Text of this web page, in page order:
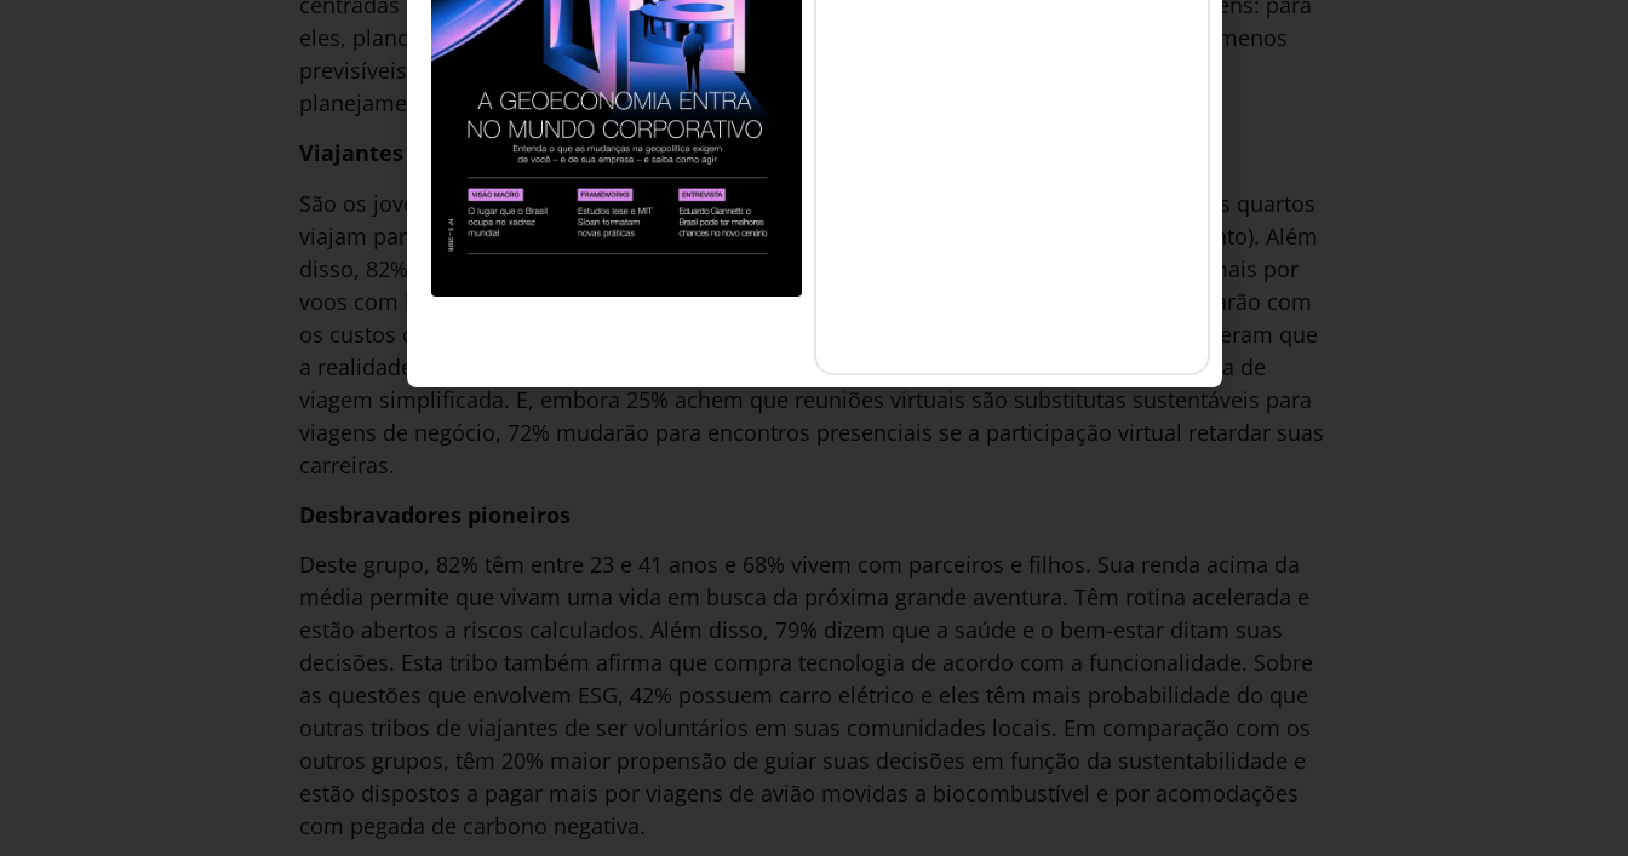
eles, planos de viagem fixos tiram a emoção. Eles buscam experiências em hospedagens menos
previsíveis e estão abertos a tecnologias que os ajudem a acelerar aspectos da jornada de
planejamento de roteiros, como a IA.
Viajantes tech-fluencers
São os jovens viajantes de negócios de hoje. Deste grupo, 48% têm menos de 32 anos, três quartos
viajam para reuniões de negócios e 81% gostam de ter um plano (em vez de agir por instinto). Além
disso, 82% afirmam que a sustentabilidade dita suas decisões e estão dispostos a pagar mais por
voos com biocombustível – vale ressaltar que, na maioria das vezes, não são eles que arcarão com
os custos disso, já que a maioria desta tribo viaja a trabalho. Em relação à tecnologia, esperam que
a realidade virtual ou aumentada os auxilie nos aeroportos como parte de uma experiência de
viagem simplificada. E, embora 25% achem que reuniões virtuais são substitutas sustentáveis para
viagens de negócio, 72% mudarão para encontros presenciais se a participação virtual retardar suas
carreiras.
Desbravadores pioneiros
Deste grupo, 82% têm entre 23 e 41 anos e 68% vivem com parceiros e filhos. Sua renda acima da
média permite que vivam uma vida em busca da próxima grande aventura. Têm rotina acelerada e
estão abertos a riscos calculados. Além disso, 79% dizem que a saúde e o bem-estar ditam suas
decisões. Esta tribo também afirma que compra tecnologia de acordo com a funcionalidade. Sobre
as questões que envolvem ESG, 42% possuem carro elétrico e eles têm mais probabilidade do que
outras tribos de viajantes de ser voluntários em suas comunidades locais. Em comparação com os
outros grupos, têm 20% maior propensão de guiar suas decisões em função da sustentabilidade e
estão dispostos a pagar mais por viagens de avião movidas a biocombustível e por acomodações
com pegada de carbono negativa.